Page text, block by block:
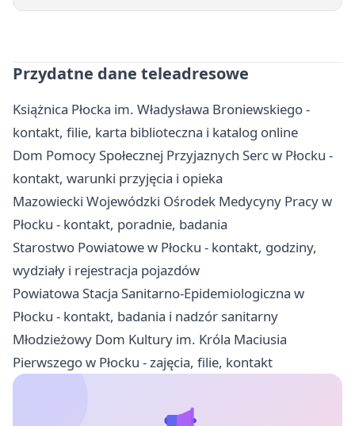
Przydatne dane teleadresowe
Książnica Płocka im. Władysława Broniewskiego -
kontakt, filie, karta biblioteczna i katalog online
Dom Pomocy Społecznej Przyjaznych Serc w Płocku -
kontakt, warunki przyjęcia i opieka
Mazowiecki Wojewódzki Ośrodek Medycyny Pracy w
Płocku - kontakt, poradnie, badania
Starostwo Powiatowe w Płocku - kontakt, godziny,
wydziały i rejestracja pojazdów
Powiatowa Stacja Sanitarno-Epidemiologiczna w
Płocku - kontakt, badania i nadzór sanitarny
Młodzieżowy Dom Kultury im. Króla Maciusia
Pierwszego w Płocku - zajęcia, filie, kontakt